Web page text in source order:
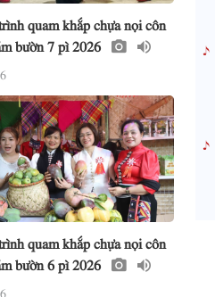
quam khắp chựa nọi côn
bườn 7 pì 2026
quam khắp chựa nọi côn
bườn 6 pì 2026